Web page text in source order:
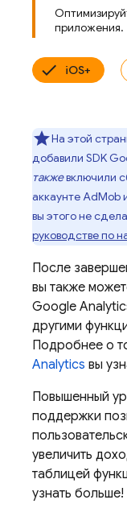
приложения.
iOS+
На этой
добавили SDK
такжевключили
аккаунтеAdMob
вы этого не
руководстве по
После
вы также
Google
другими
Подробнее о
Analytics вы
Повышенный
поддержки
увеличить
таблицей
узнать больше!